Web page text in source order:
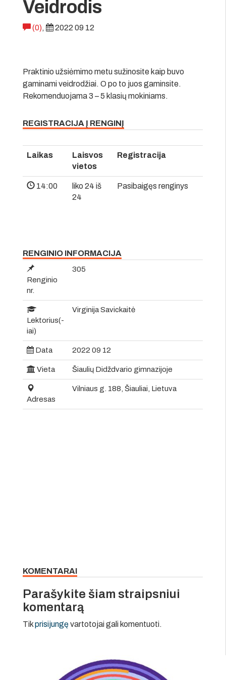
Veidrodis
(0), 2022 09 12
Praktinio užsiėmimo metu sužinosite kaip buvo
gaminami veidrodžiai. O po to juos gaminsite.
Rekomenduojama 3 – 5 klasių mokiniams.
REGISTRACIJA Į RENGINĮ
Laikas
Laisvos
vietos
Registracija
14:00
liko 24 iš
24
Pasibaigęs renginys
RENGINIO INFORMACIJA
Renginio
nr.
305
Lektorius(-
iai)
Virginija Savickaitė
Data 2022 09 12
Vieta Šiaulių Didždvario gimnazijoje
Adresas
Vilniaus g. 188, Šiauliai, Lietuva
KOMENTARAI
Parašykite šiam straipsniui
komentarą
Tikprisijungęvartotojai gali komentuoti.